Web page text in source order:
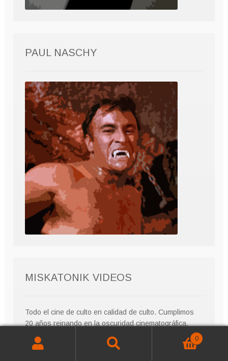
PAUL NASCHY
MISKATONIK VIDEOS
Todo el cine de culto en calidad de culto. Cumplimos
20 años reinando en la oscuridad cinematográfica.
Buscar
0